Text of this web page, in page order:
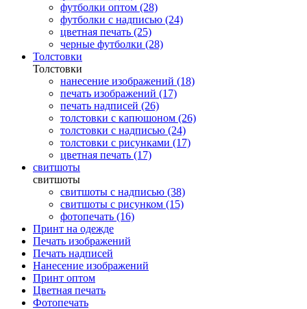
футболки оптом (28)
футболки с надписью (24)
цветная печать (25)
черные футболки (28)
Толстовки
Толстовки
нанесение изображений (18)
печать изображений (17)
печать надписей (26)
толстовки с капюшоном (26)
толстовки с надписью (24)
толстовки с рисунками (17)
цветная печать (17)
свитшоты
свитшоты
свитшоты с надписью (38)
свитшоты с рисунком (15)
фотопечать (16)
Принт на одежде
Печать изображений
Печать надписей
Нанесение изображений
Принт оптом
Цветная печать
Фотопечать